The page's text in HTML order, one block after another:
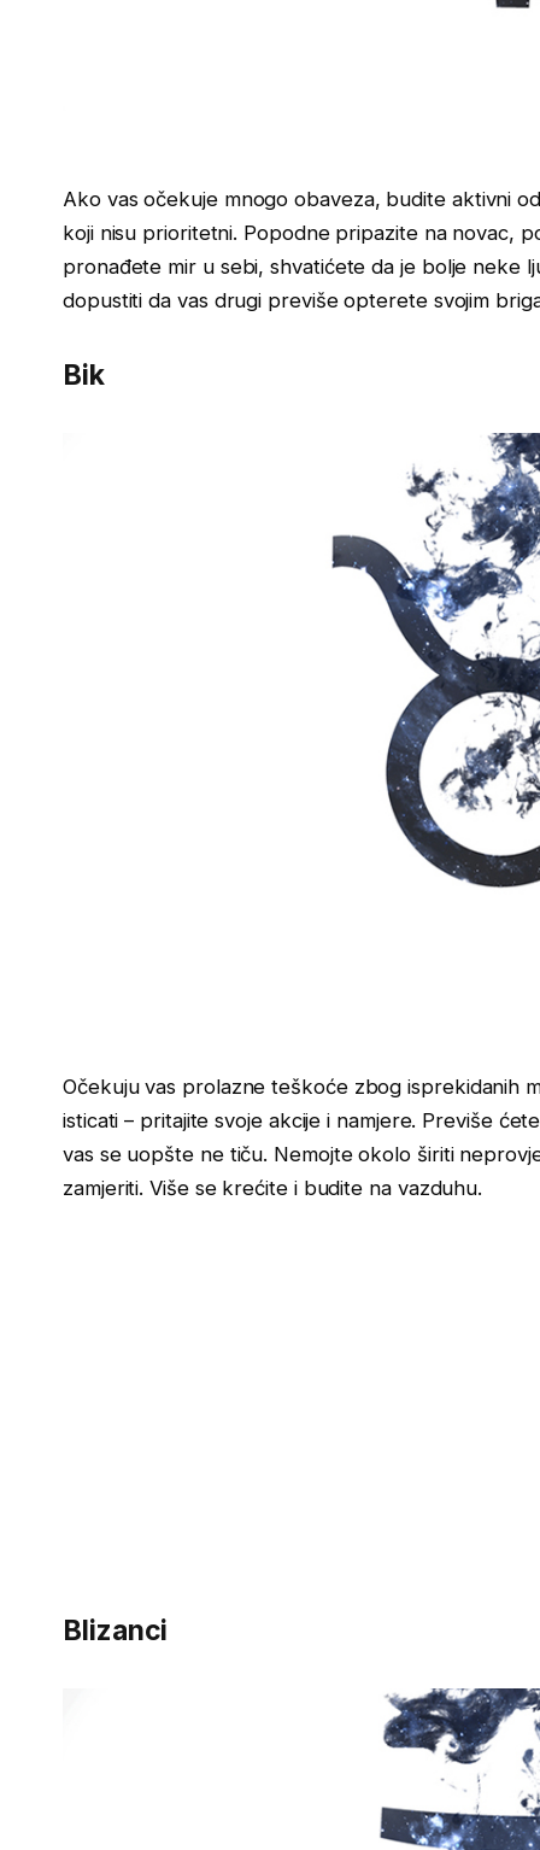
Ako vas očekuje mnogo obaveza, budite aktivni
koji nisu prioritetni. Popodne pripazite na novac,
pronađete mir u sebi, shvatićete da je bolje neke
dopustiti da vas drugi previše opterete svojim
Bik
Očekuju vas prolazne teškoće zbog isprekidanih
isticati – pritajite svoje akcije i namjere. Previše
vas se uopšte ne tiču. Nemojte okolo širiti
zamjeriti. Više se krećite i budite na vazduhu.
Blizanci